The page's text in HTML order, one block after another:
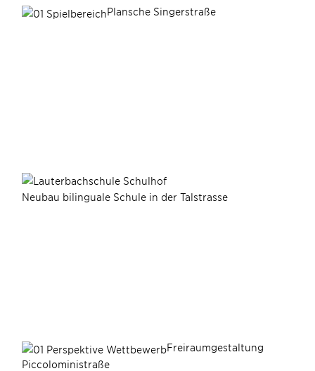
Plansche Singerstraße
Neubau bilinguale Schule in der Talstrasse
Freiraumgestaltung
Piccoloministraße